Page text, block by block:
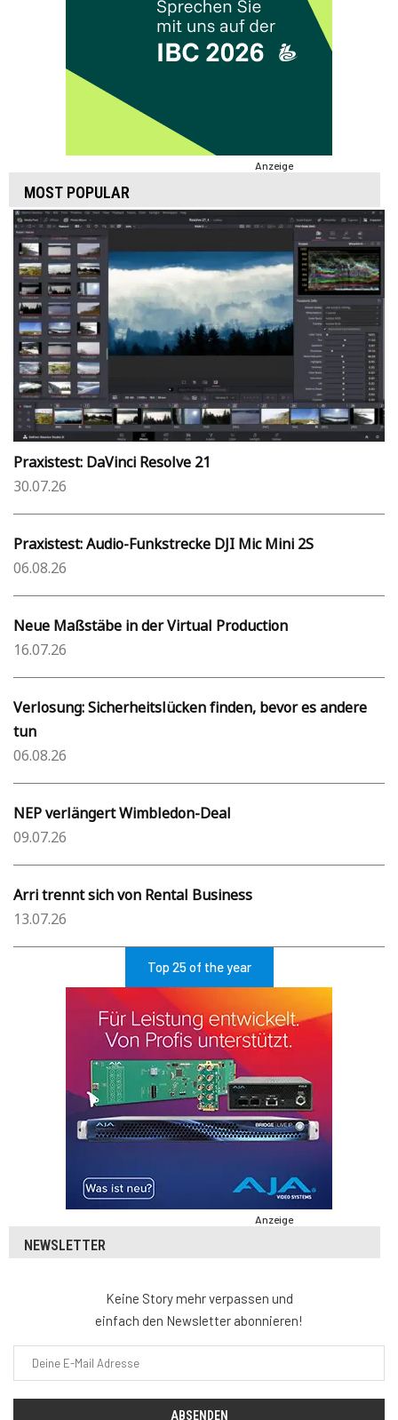
Anzeige
MOST POPULAR
Praxistest: DaVinci Resolve 21
30.07.26
Praxistest: Audio-Funkstrecke DJI Mic Mini 2S
06.08.26
Neue Maßstäbe in der Virtual Production
16.07.26
Verlosung: Sicherheitslücken finden, bevor es andere
tun
06.08.26
NEP verlängert Wimbledon-Deal
09.07.26
Arri trennt sich von Rental Business
13.07.26
Top 25 of the year
Anzeige
NEWSLETTER
Keine Story mehr verpassen und
einfach den Newsletter abonnieren!